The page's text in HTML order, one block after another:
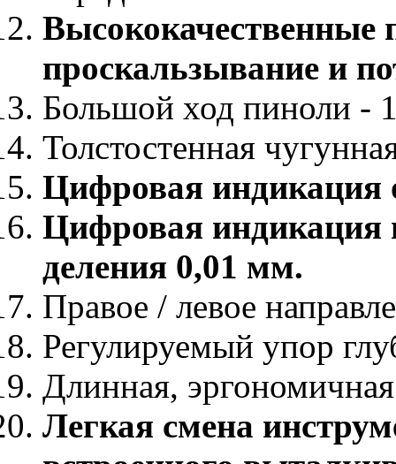
проскальзывание и
Большой ход пиноли -
Толстостенная
Цифровая индикация
Цифровая индикация
деления 0,01 мм.
Правое / левое
Регулируемый упор
Длинная,
Легкая смена